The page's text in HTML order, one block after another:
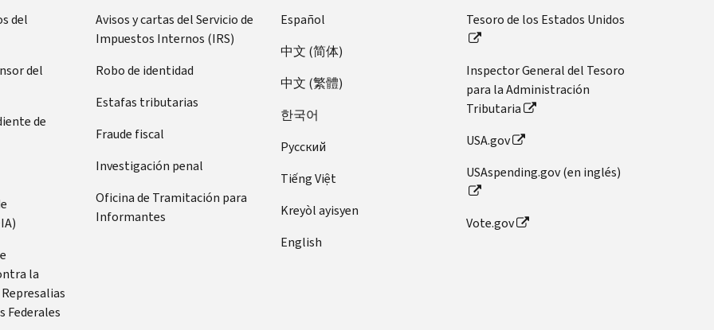
del
del
de
la
Federales
Avisos y cartas del Servicio de
Impuestos Internos (IRS)
Robo de identidad
Estafas tributarias
Fraude fiscal
Investigación penal
Oficina de Tramitación para
Informantes
Español
中文 (简体)
中文 (繁體)
한국어
Pусский
Tiếng Việt
Kreyòl ayisyen
English
Tesoro de los Estados Unidos
Inspector General del Tesoro
para la Administración
Tributaria
USA.gov
USAspending.gov (en inglés)
Vote.gov